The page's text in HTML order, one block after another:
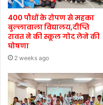
400 पौधों के रोपण से महका
बुल्लावाला विद्यालय,दीप्ति
रावत ने की स्कूल गोद लेने की
घोषणा
2 weeks ago